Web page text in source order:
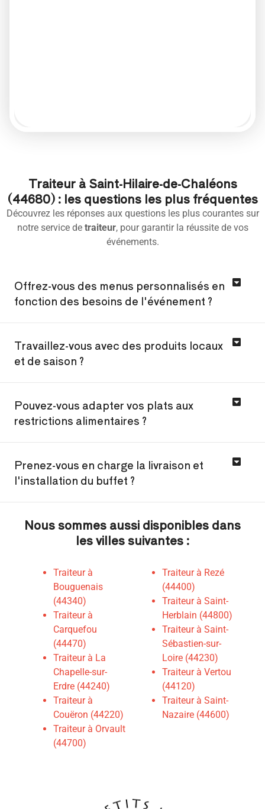
Traiteur à Saint-Hilaire-de-Chaléons
(44680) : les questions les plus fréquentes
Découvrez les réponses aux questions les plus courantes sur
notre service de traiteur, pour garantir la réussite de vos
événements.
Offrez-vous des menus personnalisés en
fonction des besoins de l'événement ?
Travaillez-vous avec des produits locaux
et de saison ?
Pouvez-vous adapter vos plats aux
restrictions alimentaires ?
Prenez-vous en charge la livraison et
l'installation du buffet ?
Nous sommes aussi disponibles dans
les villes suivantes :
Traiteur à
Bouguenais
(44340)
Traiteur à
Carquefou
(44470)
Traiteur à La
Chapelle-sur-
Erdre (44240)
Traiteur à
Couëron (44220)
Traiteur à Orvault
(44700)
Traiteur à Rezé
(44400)
Traiteur à Saint-
Herblain (44800)
Traiteur à Saint-
Sébastien-sur-
Loire (44230)
Traiteur à Vertou
(44120)
Traiteur à Saint-
Nazaire (44600)